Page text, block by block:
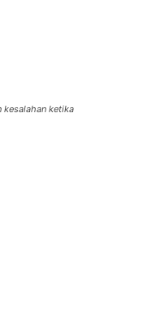
kesalahan ketika